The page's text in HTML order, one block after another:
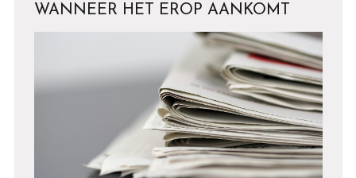
WANNEER HET EROP AANKOMT